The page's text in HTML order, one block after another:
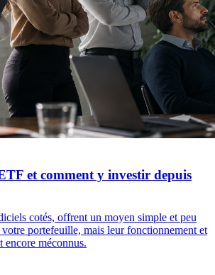
et comment y investir depuis
cotés, offrent un moyen simple et peu
portefeuille, mais leur fonctionnement et
encore méconnus.